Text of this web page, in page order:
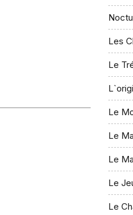
Les
Le
Le
Le